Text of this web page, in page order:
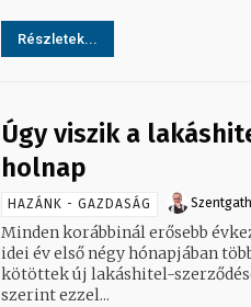
Részletek...
Úgy viszik a
holnap
HAZÁNK - GAZDASÁG
Minden korábbinál erősebb
idei év első négy hónapjában
kötöttek új lakáshitel-szerződéseket az
szerint ezzel...